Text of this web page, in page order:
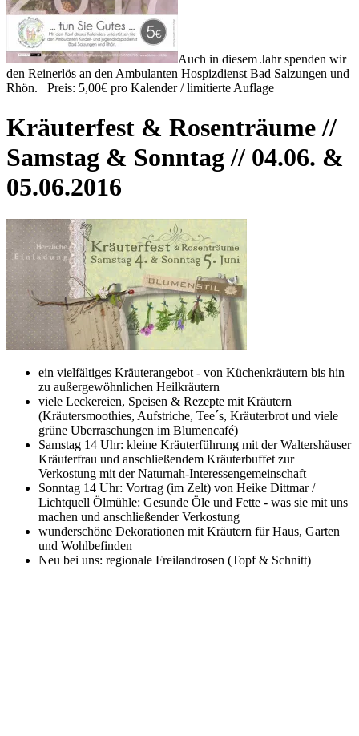
Auch in diesem Jahr spenden wir
den Reinerlös an den Ambulanten Hospizdienst Bad Salzungen und
Rhön. Preis: 5,00€ pro Kalender / limitierte Auflage
Kräuterfest & Rosenträume //
Samstag & Sonntag // 04.06. &
05.06.2016
ein vielfältiges Kräuterangebot - von Küchenkräutern bis hin
zu außergewöhnlichen Heilkräutern
viele Leckereien, Speisen & Rezepte mit Kräutern
(Kräutersmoothies, Aufstriche, Tee´s, Kräuterbrot und viele
grüne Uberraschungen im Blumencafé)
Samstag 14 Uhr: kleine Kräuterführung mit der Waltershäuser
Kräuterfrau und anschließendem Kräuterbuffet zur
Verkostung mit der Naturnah-Interessengemeinschaft
Sonntag 14 Uhr: Vortrag (im Zelt) von Heike Dittmar /
Lichtquell Ölmühle: Gesunde Öle und Fette - was sie mit uns
machen und anschließender Verkostung
wunderschöne Dekorationen mit Kräutern für Haus, Garten
und Wohlbefinden
Neu bei uns: regionale Freilandrosen (Topf & Schnitt)